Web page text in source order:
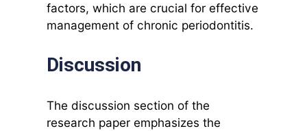
factors, which are crucial for effective
management of chronic periodontitis.
Discussion
The discussion section of the
research paper emphasizes the